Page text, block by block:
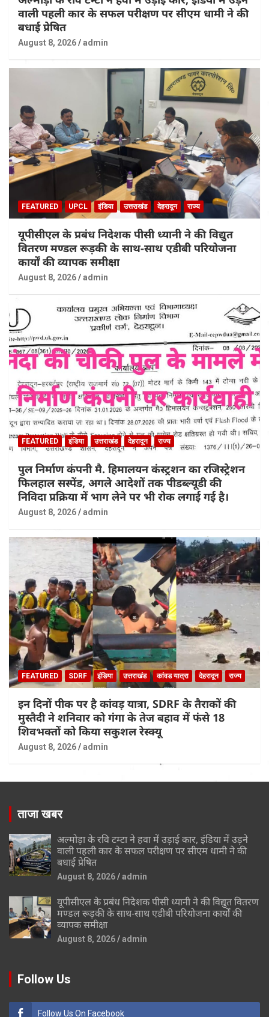
वाली पहली कार के सफल परीक्षण पर सीएम धामी ने की
बधाई प्रेषित
August 8, 2026 admin
FEATURED UPCL इंडिया उत्तराखंड देहरादून राज्य
यूपीसीएल के प्रबंध निदेशक पीसी ध्यानी ने की विद्युत
वितरण मण्डल रूड़की के साथ-साथ एडीबी परियोजना
कार्यों की व्यापक समीक्षा
August 8, 2026 admin
FEATURED इंडिया उत्तराखंड देहरादून राज्य
पुल निर्माण कंपनी मै. हिमालयन कंस्ट्रशन का रजिस्ट्रेशन
फिलहाल सस्पेंड, अगले आदेशों तक पीडब्ल्यूडी की
निविदा प्रक्रिया में भाग लेने पर भी रोक लगाई गई है।
August 8, 2026 admin
FEATURED SDRF इंडिया उत्तराखंड कांवड यात्रा देहरादून राज्य
इन दिनों पीक पर है कांवड़ यात्रा, SDRF के तैराकों की
मुस्तैदी ने शनिवार को गंगा के तेज बहाव में फंसे 18
शिवभक्तों को किया सकुशल रेस्क्यू
August 8, 2026 admin
ताजा खबर
अल्मोड़ा के रवि टम्टा ने हवा में उड़ाई कार, इंडिया में उड़ने
वाली पहली कार के सफल परीक्षण पर सीएम धामी ने की
बधाई प्रेषित
August 8, 2026 admin
यूपीसीएल के प्रबंध निदेशक पीसी ध्यानी ने की विद्युत वितरण
मण्डल रूड़की के साथ-साथ एडीबी परियोजना कार्यों की
व्यापक समीक्षा
August 8, 2026 admin
Follow Us
Follow Us On Facebook